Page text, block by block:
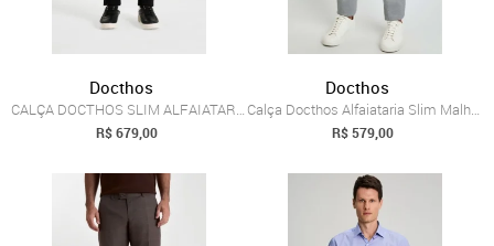
Docthos
CALÇA DOCTHOS SLIM ALFAIATARIA MALHA COM...
R$ 679,00
Docthos
Calça Docthos Alfaiataria Slim Malha Lis...
R$ 579,00